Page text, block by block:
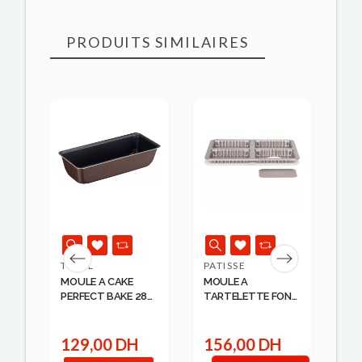
PRODUITS SIMILAIRES
TEFAL
MOULE A CAKE
PERFECT BAKE 28
129,00 DH
PATISSE
MOULE A
TARTELETTE FOND
156,00 DH